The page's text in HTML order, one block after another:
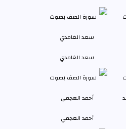
سعد الغامدي
أحمد العجمي